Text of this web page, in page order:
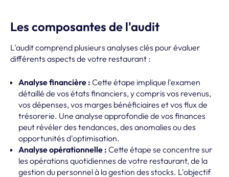
Les composantes de l'audit
L'audit comprend plusieurs analyses clés pour évaluer
différents aspects de votre restaurant :
Analyse financière : Cette étape implique l'examen
détaillé de vos états financiers, y compris vos revenus,
vos dépenses, vos marges bénéficiaires et vos flux de
trésorerie. Une analyse approfondie de vos finances
peut révéler des tendances, des anomalies ou des
opportunités d'optimisation.
Analyse opérationnelle : Cette étape se concentre sur
les opérations quotidiennes de votre restaurant, de la
gestion du personnel à la gestion des stocks. L'objectif